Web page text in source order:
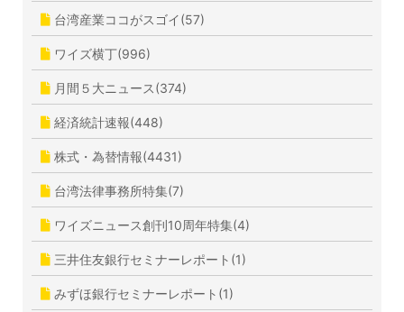
台湾産業ココがスゴイ(57)
ワイズ横丁(996)
月間５大ニュース(374)
経済統計速報(448)
株式・為替情報(4431)
台湾法律事務所特集(7)
ワイズニュース創刊10周年特集(4)
三井住友銀行セミナーレポート(1)
みずほ銀行セミナーレポート(1)